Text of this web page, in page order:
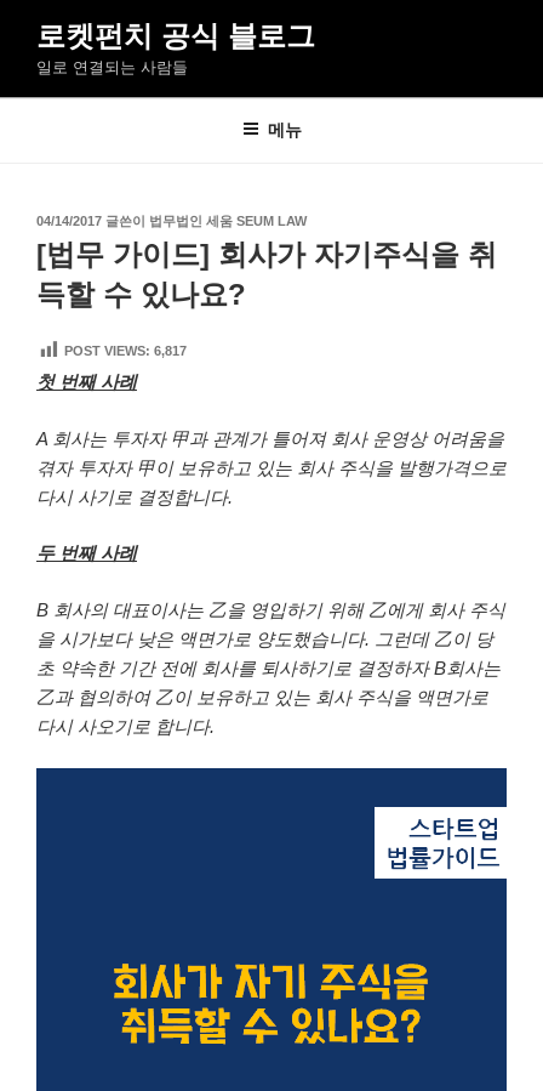
로
로켓펀치 공식 블로그
일로 연결되는 사람들
메뉴
작
성
자
04/14/2017 글쓴이 법무법인 세움 SEUM LAW
[법무 가이드] 회사가 자기주식을 취
득할 수 있나요?
POST VIEWS: 6,817
첫 번째 사례
A 회사는 투자자 甲과 관계가 틀어져 회사 운영상 어려움을
겪자 투자자 甲이 보유하고 있는 회사 주식을 발행가격으로
다시 사기로 결정합니다.
두 번째 사례
B 회사의 대표이사는 乙을 영입하기 위해 乙에게 회사 주식
을 시가보다 낮은 액면가로 양도했습니다. 그런데 乙이 당
초 약속한 기간 전에 회사를 퇴사하기로 결정하자 B회사는
乙과 협의하여 乙이 보유하고 있는 회사 주식을 액면가로
다시 사오기로 합니다.